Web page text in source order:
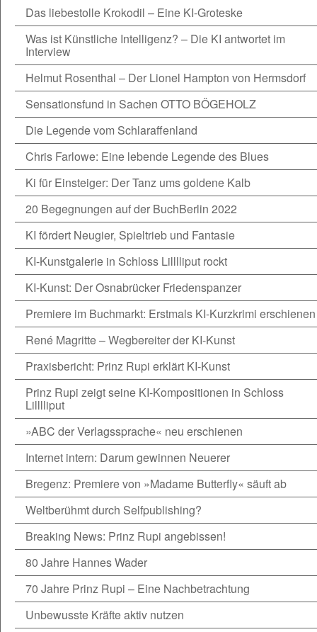
Das liebestolle Krokodil – Eine KI-Groteske
Was ist Künstliche Intelligenz? – Die KI antwortet im
Interview
Helmut Rosenthal – Der Lionel Hampton von Hermsdorf
Sensationsfund in Sachen OTTO BÖGEHOLZ
Die Legende vom Schlaraffenland
Chris Farlowe: Eine lebende Legende des Blues
Ki für Einsteiger: Der Tanz ums goldene Kalb
20 Begegnungen auf der BuchBerlin 2022
KI fördert Neugier, Spieltrieb und Fantasie
KI-Kunstgalerie in Schloss Lilllliput rockt
KI-Kunst: Der Osnabrücker Friedenspanzer
Premiere im Buchmarkt: Erstmals KI-Kurzkrimi erschienen
René Magritte – Wegbereiter der KI-Kunst
Praxisbericht: Prinz Rupi erklärt KI-Kunst
Prinz Rupi zeigt seine KI-Kompositionen in Schloss
Lilllliput
»ABC der Verlagssprache« neu erschienen
Internet intern: Darum gewinnen Neuerer
Bregenz: Premiere von »Madame Butterfly« säuft ab
Weltberühmt durch Selfpublishing?
Breaking News: Prinz Rupi angebissen!
80 Jahre Hannes Wader
70 Jahre Prinz Rupi – Eine Nachbetrachtung
Unbewusste Kräfte aktiv nutzen